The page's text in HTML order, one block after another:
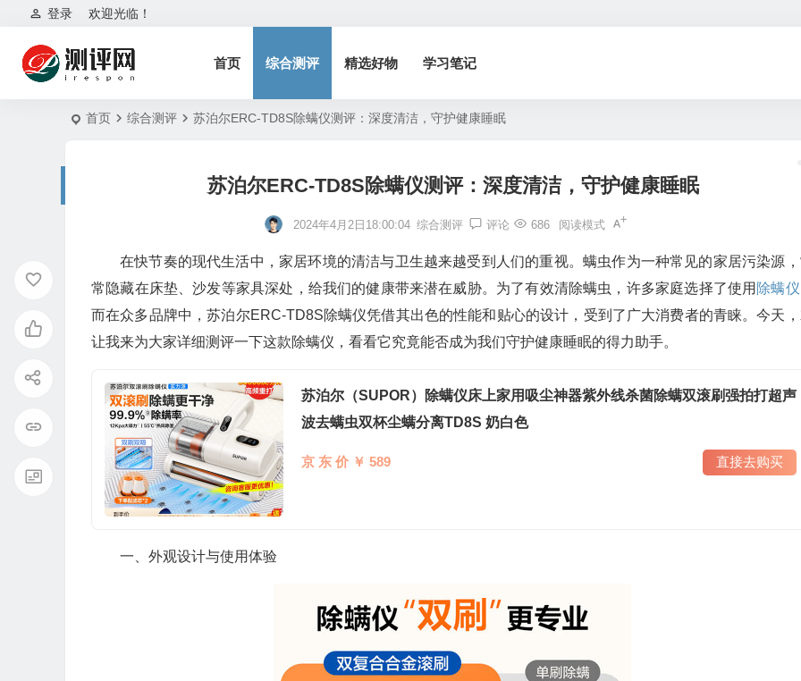
欢迎光临！
登录
首页 综合测评 精选好物 学习笔记
首页 综合测评 苏泊尔ERC-TD8S除螨仪测评：深度清洁，守护健康睡眠
苏泊尔ERC-TD8S除螨仪测评：深度清洁，守护健康睡眠
2024年4月2日18:00:04 综合测评 评论 686 阅读模式
在快节奏的现代生活中，家居环境的清洁与卫生越来越受到人们的重视。螨虫作为一种常见的家居污染源
常隐藏在床垫、沙发等家具深处，给我们的健康带来潜在威胁。为了有效清除螨虫，许多家庭选择了使用 除螨仪
而在众多品牌中，苏泊尔ERC-TD8S除螨仪凭借其出色的性能和贴心的设计，受到了广大消费者的青睐。今天
让我来为大家详细测评一下这款除螨仪，看看它究竟能否成为我们守护健康睡眠的得力助手。
苏泊尔（SUPOR）除螨仪床上家用吸尘神器紫外线杀菌除螨双滚刷强拍打超声
波去螨虫双杯尘螨分离TD8S 奶白色
京 东 价 ￥ 589 直接去购买
一、外观设计与使用体验